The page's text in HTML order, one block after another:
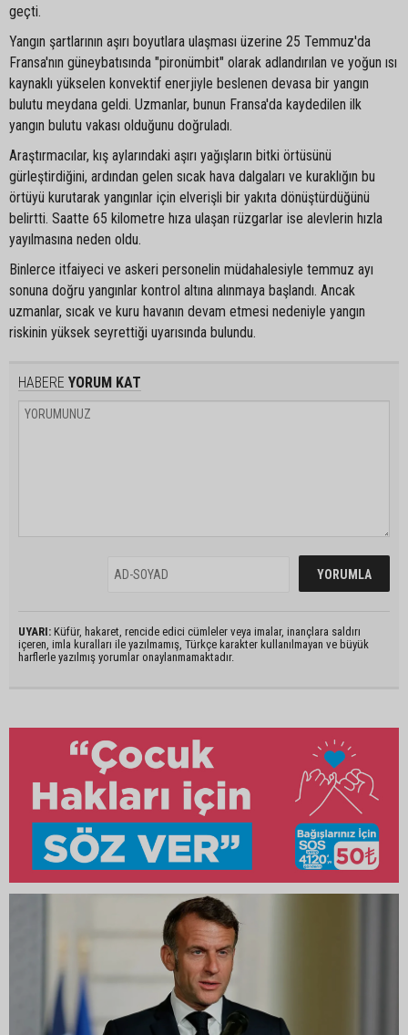
geçti.
Yangın şartlarının aşırı boyutlara ulaşması üzerine 25 Temmuz'da
Fransa'nın güneybatısında "pironümbit" olarak adlandırılan ve yoğun ısı
kaynaklı yükselen konvektif enerjiyle beslenen devasa bir yangın
bulutu meydana geldi. Uzmanlar, bunun Fransa'da kaydedilen ilk
yangın bulutu vakası olduğunu doğruladı.
Araştırmacılar, kış aylarındaki aşırı yağışların bitki örtüsünü
gürleştirdiğini, ardından gelen sıcak hava dalgaları ve kuraklığın bu
örtüyü kurutarak yangınlar için elverişli bir yakıta dönüştürdüğünü
belirtti. Saatte 65 kilometre hıza ulaşan rüzgarlar ise alevlerin hızla
yayılmasına neden oldu.
Binlerce itfaiyeci ve askeri personelin müdahalesiyle temmuz ayı
sonuna doğru yangınlar kontrol altına alınmaya başlandı. Ancak
uzmanlar, sıcak ve kuru havanın devam etmesi nedeniyle yangın
riskinin yüksek seyrettiği uyarısında bulundu.
HABERE YORUM KAT
UYARI: Küfür, hakaret, rencide edici cümleler veya imalar, inançlara saldırı
içeren, imla kuralları ile yazılmamış, Türkçe karakter kullanılmayan ve büyük
harflerle yazılmış yorumlar onaylanmamaktadır.